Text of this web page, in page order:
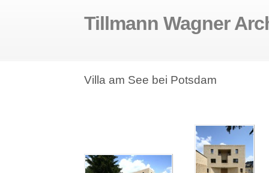
Tillmann Wagner
Villa am See bei Potsdam